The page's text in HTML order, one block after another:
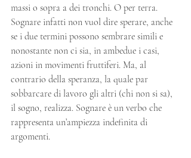
massi o sopra a dei tronchi. O per terra.
Sognare infatti non vuol dire sperare, anche
se i due termini possono sembrare simili e
nonostante non ci sia, in ambedue i casi,
azioni in movimenti fruttiferi. Ma, al
contrario della speranza, la quale par
sobbarcare di lavoro gli altri (chi non si sa),
il sogno, realizza. Sognare è un verbo che
rappresenta un’ampiezza indefinita di
argomenti.